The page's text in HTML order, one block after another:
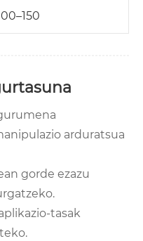
arduratsua
gorde ezazu
tasak